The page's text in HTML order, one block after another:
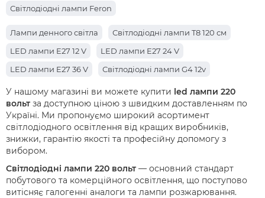
Світлодіодні лампи Feron
Лампи денного світла
Світлодіодні лампи T8 120 см
LED лампи E27 12 V
LED лампи E27 24 V
LED лампи E27 36 V
Світлодіодні лампи G4 12v
У нашому магазині ви можете купити led лампи 220
вольт за доступною ціною з швидким доставленням по
Україні. Ми пропонуємо широкий асортимент
світлодіодного освітлення від кращих виробників,
знижки, гарантію якості та професійну допомогу з
вибором.
Світлодіодні лампи 220 вольт — основний стандарт
побутового та комерційного освітлення, що поступово
витісняє галогенні аналоги та лампи розжарювання.